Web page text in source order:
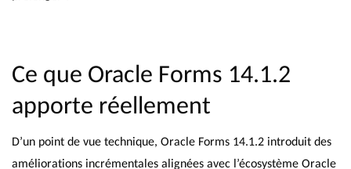
Ce que Oracle Forms 14.1.2
apporte réellement
D’un point de vue technique, Oracle Forms 14.1.2 introduit des
améliorations incrémentales alignées avec l’écosystème Oracle